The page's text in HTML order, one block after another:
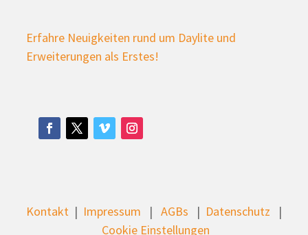
Erfahre Neuigkeiten rund um Daylite und
Erweiterungen als Erstes!
Kontakt | Impressum | AGBs | Datenschutz |
Cookie Einstellungen